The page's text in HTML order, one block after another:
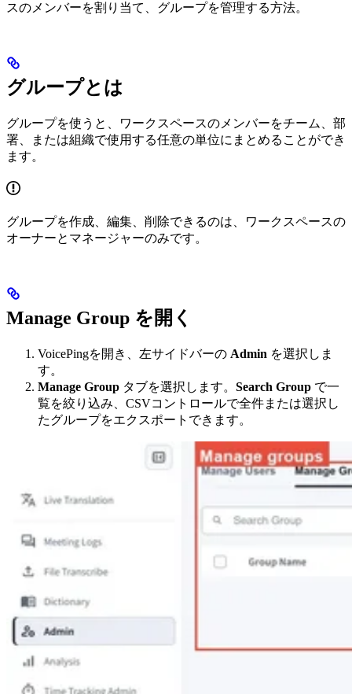
スのメンバーを割り当て、グループを管理する方法。
グループとは
グループを使うと、ワークスペースのメンバーをチーム、部
署、または組織で使用する任意の単位にまとめることができ
ます。
グループを作成、編集、削除できるのは、ワークスペースの
オーナーとマネージャーのみです。
Manage Group を開く
VoicePingを開き、左サイドバーの Admin を選択しま
す。
Manage Group タブを選択します。 Search Group で一
覧を絞り込み、CSVコントロールで全件または選択し
たグループをエクスポートできます。